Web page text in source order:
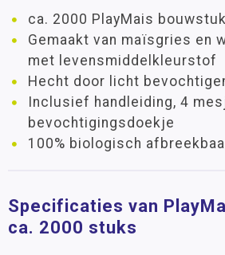
ca. 2000 PlayMais
Gemaakt van maïsgries en
met levensmiddelkleurstof
Hecht door licht
Inclusief handleiding, 4
bevochtigingsdoekje
100% biologisch
Specificaties van
ca. 2000 stuks